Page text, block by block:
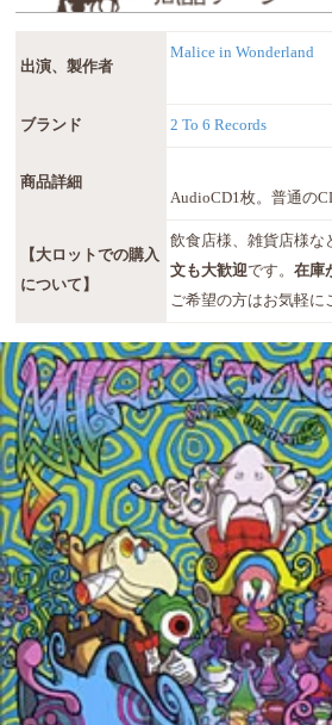
出演、製作者
Malice in Wonderland
ブランド 2 To 6 Records
商品詳細
AudioCD1枚。普通の
【大ロットでの購入
について】
飲食店様、雑貨店様な
文も大歓迎です。在庫
ご希望の方はお気軽に